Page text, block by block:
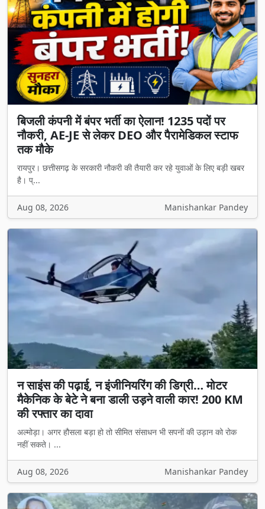
बिजली कंपनी में बंपर भर्ती का ऐलान! 1235 पदों पर
नौकरी, AE-JE से लेकर DEO और पैरामेडिकल स्टाफ
तक मौके
रायपुर। छत्तीसगढ़ के सरकारी नौकरी की तैयारी कर रहे युवाओं के लिए बड़ी खबर
है। प्...
Aug 08, 2026 Manishankar Pandey
न साइंस की पढ़ाई, न इंजीनियरिंग की डिग्री… मोटर
मैकेनिक के बेटे ने बना डाली उड़ने वाली कार! 200 KM
की रफ्तार का दावा
अल्मोड़ा। अगर हौसला बड़ा हो तो सीमित संसाधन भी सपनों की उड़ान को रोक
नहीं सकते। ...
Aug 08, 2026 Manishankar Pandey